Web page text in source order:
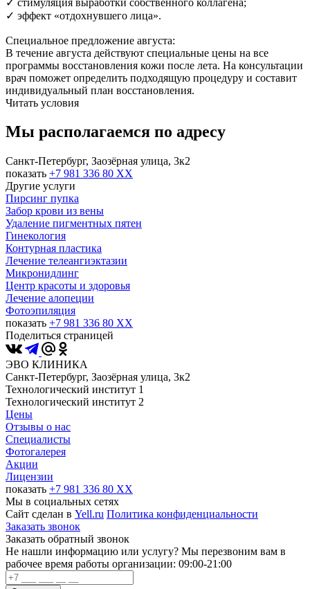
✓ эффект «отдохнувшего лица».
Специальное предложение августа:
В течение августа действуют специальные цены на все
программы восстановления кожи после лета. На консультации
врач поможет определить подходящую процедуру и составит
индивидуальный план восстановления.
Читать условия
Мы располагаемся по адресу
Санкт-Петербург, Заозёрная улица, 3к2
показать +7 981 336 80 XX
Другие услуги
Пирсинг пупка
Забор крови из вены
Удаление пигментных пятен
Гинекология
Контурная пластика
Лечение телеангиэктазии
Микронидлинг
Центр красоты и здоровья
Лечение алопеции
Фотоэпиляция
показать +7 981 336 80 XX
Поделиться страницей
ЭВО КЛИНИКА
Санкт-Петербург, Заозёрная улица, 3к2
Технологический институт 1
Технологический институт 2
Цены
Отзывы о нас
Специалисты
Фотогалерея
Акции
Лицензии
показать +7 981 336 80 XX
Мы в социальных сетях
Сайт сделан в Yell.ru Политика конфиденциальности
Заказать звонок
Заказать обратный звонок
Не нашли информацию или услугу? Мы перезвоним вам в
рабочее время работы организации: 09:00-21:00